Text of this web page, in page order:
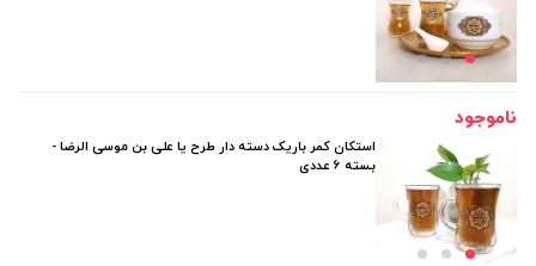
ناموجود
استکان کمر باریک دسته دار طرح یا علی بن موسی الرضا -
بسته 6 عددی